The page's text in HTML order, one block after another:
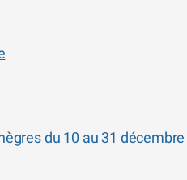
du 10 au 31